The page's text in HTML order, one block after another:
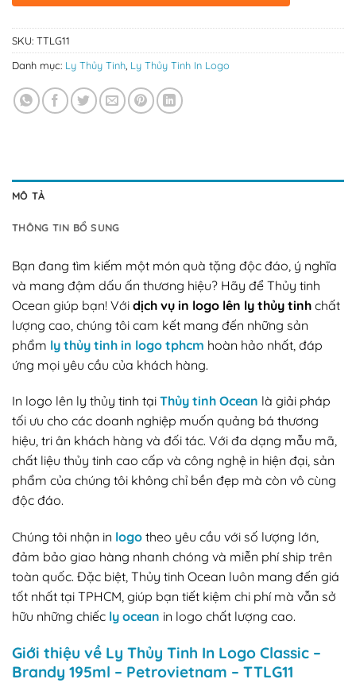
SKU: TTLG11
Danh mục: Ly Thủy Tinh Ly Thủy Tinh In Logo
MÔ TẢ
THÔNG TIN BỔ SUNG
Bạn đang tìm kiếm một món quà tặng độc đáo, ý nghĩa
và mang đậm dấu ấn thương hiệu? Hãy để Thủy tinh
Ocean giúp bạn! Với dịch vụ in logo lên ly thủy tinh chất
lượng cao, chúng tôi cam kết mang đến những sản
phẩm ly thủy tinh in logo tphcm hoàn hảo nhất, đáp
ứng mọi yêu cầu của khách hàng.
In logo lên ly thủy tinh tại Thủy tinh Ocean là giải pháp
tối ưu cho các doanh nghiệp muốn quảng bá thương
hiệu, tri ân khách hàng và đối tác. Với đa dạng mẫu mã,
chất liệu thủy tinh cao cấp và công nghệ in hiện đại, sản
phẩm của chúng tôi không chỉ bền đẹp mà còn vô cùng
độc đáo.
Chúng tôi nhận in logo theo yêu cầu với số lượng lớn,
đảm bảo giao hàng nhanh chóng và miễn phí ship trên
toàn quốc. Đặc biệt, Thủy tinh Ocean luôn mang đến giá
tốt nhất tại TPHCM, giúp bạn tiết kiệm chi phí mà vẫn sở
hữu những chiếc ly ocean in logo chất lượng cao.
Giới thiệu về Ly Thủy Tinh In Logo Classic –
Brandy 195ml – Petrovietnam – TTLG11